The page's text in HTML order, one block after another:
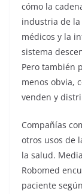
cómo la
industria de
médicos y la
sistema
Pero también
menos obvia,
venden y
Compañías
otros usos de
la salud.
Robomed
paciente